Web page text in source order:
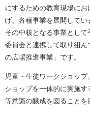
にするための教育現場に
げ、各種事業を展開してい
その中核となる事業とし
委員会と連携して取り組
の広場推進事業」です。
児童・生徒ワークショッ
ショップを一体的に実施
等意識の醸成を図ることを